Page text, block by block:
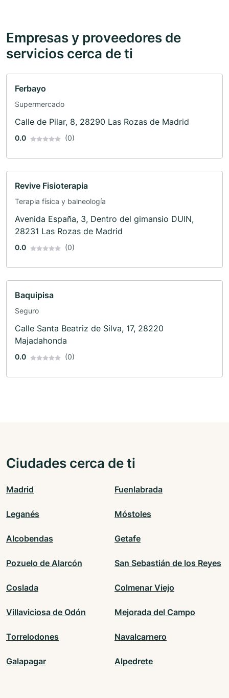
Empresas y proveedores de
servicios cerca de ti
Ferbayo
Supermercado
Calle de Pilar, 8, 28290 Las Rozas de Madrid
0.0 (0)
Revive Fisioterapia
Terapia física y balneología
Avenida España, 3, Dentro del gimansio DUIN,
28231 Las Rozas de Madrid
0.0 (0)
Baquipisa
Seguro
Calle Santa Beatriz de Silva, 17, 28220
Majadahonda
0.0 (0)
Ciudades cerca de ti
Madrid Fuenlabrada
Leganés Móstoles
Alcobendas Getafe
Pozuelo de Alarcón San Sebastián de los Reyes
Coslada Colmenar Viejo
Villaviciosa de Odón Mejorada del Campo
Torrelodones Navalcarnero
Galapagar Alpedrete